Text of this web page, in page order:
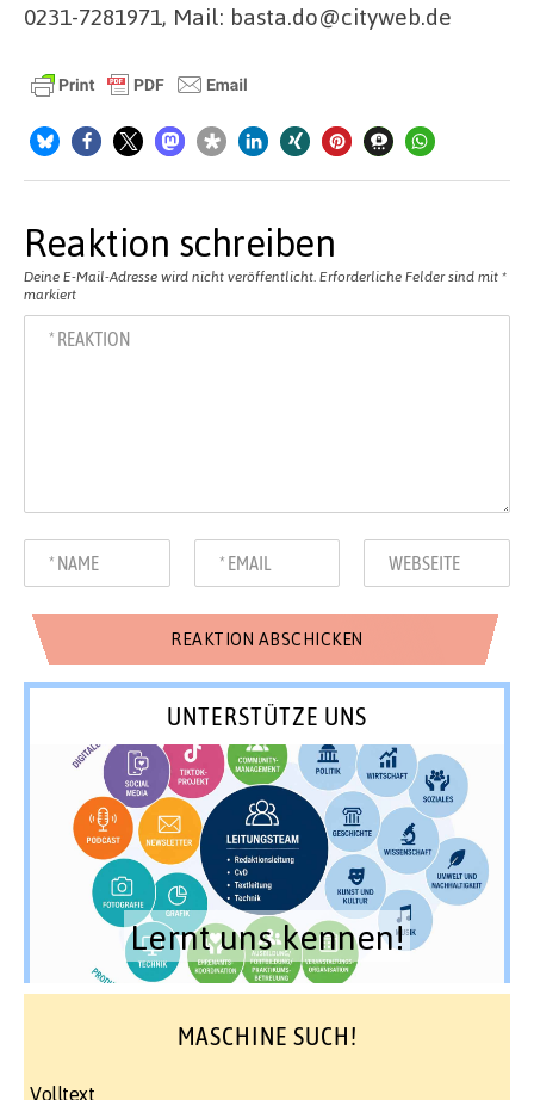
0231-7281971, Mail: basta.do@cityweb.de
Reaktion schreiben
Deine E-Mail-Adresse wird nicht veröffentlicht. Erforderliche Felder sind mit *
markiert
UNTERSTÜTZE UNS
Lernt uns kennen!
MASCHINE SUCH!
Volltext